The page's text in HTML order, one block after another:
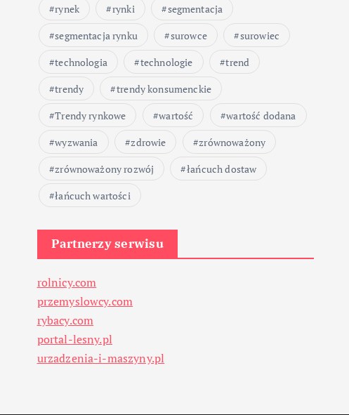
rynek
rynki
segmentacja
segmentacja rynku
surowce
surowiec
technologia
technologie
trend
trendy
trendy konsumenckie
Trendy rynkowe
wartość
wartość dodana
wyzwania
zdrowie
zrównoważony
zrównoważony rozwój
łańcuch dostaw
łańcuch wartości
Partnerzy serwisu
rolnicy.com
przemyslowcy.com
rybacy.com
portal-lesny.pl
urzadzenia-i-maszyny.pl